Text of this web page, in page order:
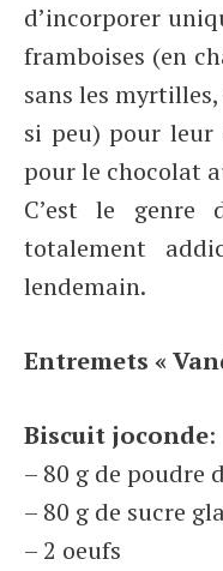
d’incorporer
framboises (en
sans les
si peu) pour leur
pour le chocolat
C’est le genre
totalement
lendemain.
Entremets «
Biscuit joconde:
– 80 g de poudre
– 80 g de sucre
– 2 oeufs